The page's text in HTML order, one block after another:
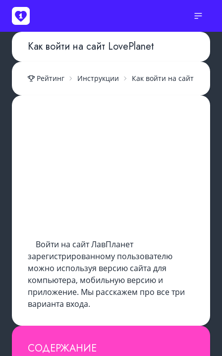
Как войти на сайт LovePlanet
Рейтинг Инструкции Как войти на сайт
Войти на сайт ЛавПланет
зарегистрированному пользователю
можно используя версию сайта для
компьютера, мобильную версию и
приложение. Мы расскажем про все три
варианта входа.
СОДЕРЖАНИЕ